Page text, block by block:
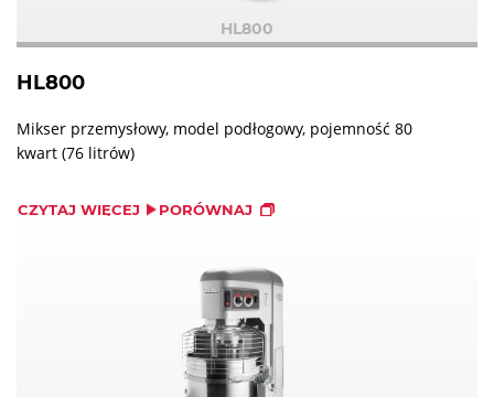
HL800
HL800
Mikser przemysłowy, model podłogowy, pojemność 80
kwart (76 litrów)
CZYTAJ WIĘCEJ PORÓWNAJ